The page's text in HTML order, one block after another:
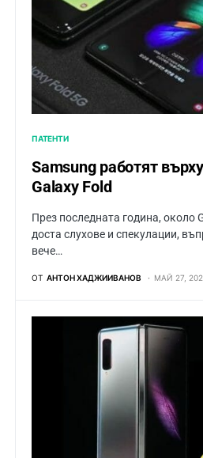
ПАТЕНТИ
Samsung работят
Galaxy Fold
През последната година, около
доста слухове и спекулации,
вече…
ОТ АНТОН ХАДЖИИВАНОВ МАЙ 27,